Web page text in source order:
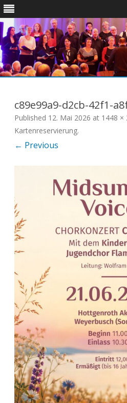
c89e99a9-d2cb-42f1-
Published 12. Mai 2026 at 1448 ×
Kartenreservierung.
← Previous